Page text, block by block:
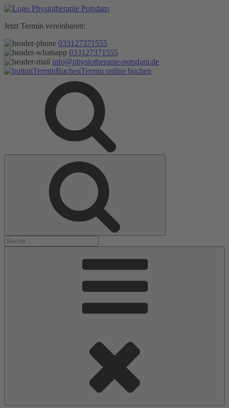
Zum
springen
Jetzt Termin vereinbaren:
033127371555
033127371555
info@physiotherapie-potsdam.de
Termin online buchen